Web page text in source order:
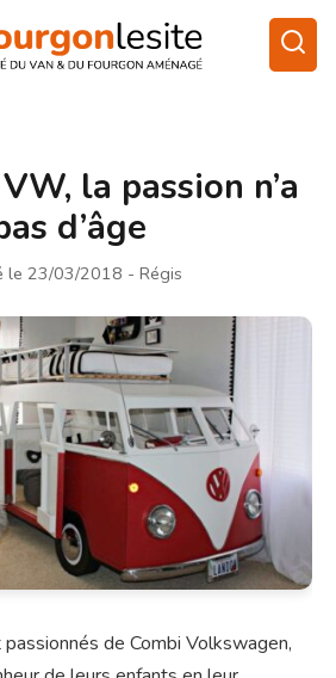
la passion n’a
d’âge
le 23/03/2018 - Régis
de Combi Volkswagen,